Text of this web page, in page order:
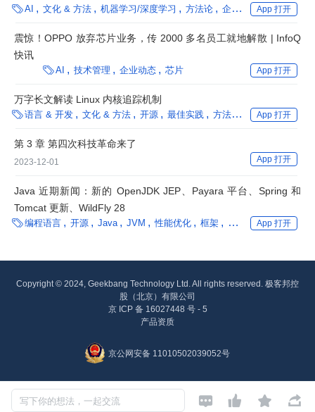
AI 文化 & 方法 机器学习/深度学习 方法论 企业动态 生成式 AI
App 打开
震惊！OPPO 放弃芯片业务，传 2000 多名员工就地解散 | InfoQ
快讯
AI 技术管理 企业动态 芯片 App 打开
万字长文解读 Linux 内核追踪机制
语言 & 开发 文化 & 方法 开源 最佳实践 方法论 Linux 性能优
App 打开
第 3 章 第四次科技革命来了
2023-12-01 App 打开
Java 近期新闻：新的 OpenJDK JEP、Payara 平台、Spring 和
Tomcat 更新、WildFly 28
编程语言 开源 Java JVM 性能优化 框架 微服务 生成式 AI
App 打开
写下你的想法，一起交流    
Copyright © 2024, Geekbang Technology Ltd. All rights reserved. 极客邦控
股（北京）有限公司
京 ICP 备 16027448 号 - 5
产品资质
京公网安备 11010502039052号